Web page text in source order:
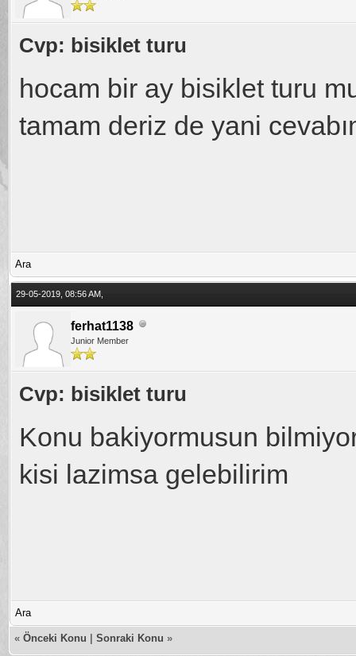
Cvp: bisiklet turu
hocam bir ay bisiklet turu
tamam deriz de yani
Ara
29-05-2019, 08:56 AM,
ferhat1138
Junior Member
Cvp: bisiklet turu
Konu bakiyormusun
kisi lazimsa gelebilirim
Ara
« Önceki Konu Sonraki Konu »